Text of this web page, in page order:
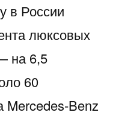
в России
люксовых
на 6,5
60
Mercedes-Benz